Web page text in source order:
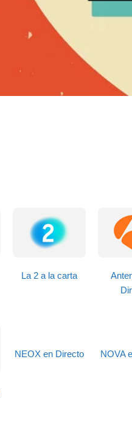
La 2 a la carta
NEOX en Directo NOVA